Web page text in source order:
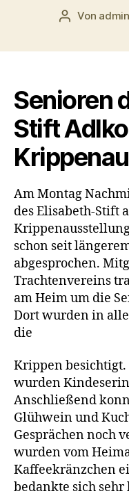
Beitragsautor
Von admin
Senioren
Stift
Am Montag
des Elisabeth-Stift
schon seit
abgesprochen.
Trachtenvereins
am Heim um die
Dort wurden in
die
Krippen besichtigt.
wurden
Anschließend
Glühwein und
Gesprächen noch
wurden vom
Kaffeekränzchen
bedankte sich